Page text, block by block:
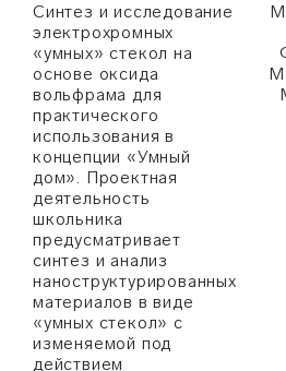
Синтез и исследование
электрохромных
«умных» стекол на
основе оксида
вольфрама для
практического
использования в
концепции «Умный
дом». Проектная
деятельность
школьника
предусматривает
синтез и анализ
наноструктурированных
материалов в виде
«умных стекол» с
изменяемой под
действием